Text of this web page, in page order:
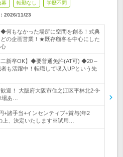
募 転勤なし 学歴不問
2026/11/23
◆何もなかった場所に空間を創る！式典
の企画営業！★既存顧客を中心にした
二新卒OK】◆要普通免許(AT可) ◆20～
も活躍中！転職して収入UPという先
迎！ 大阪府大阪市住之江区平林北2-9-
あ…
+諸手当+インセンティブ+賞与(年2
上、決定いたします※試用…